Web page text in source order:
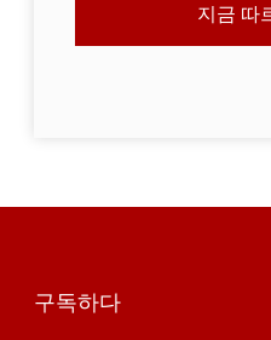
지금 따
구독하다